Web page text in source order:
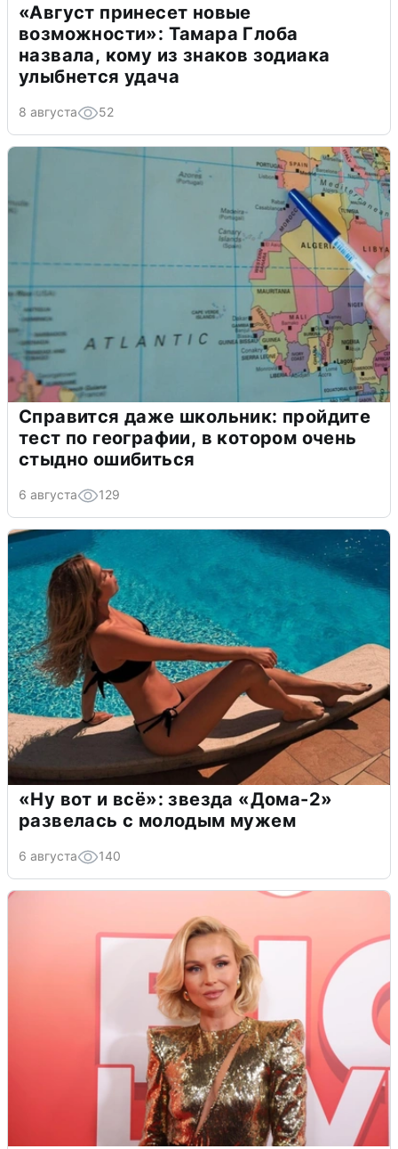
«Август принесет новые
возможности»: Тамара Глоба
назвала, кому из знаков зодиака
улыбнется удача
8 августа 52
Справится даже школьник: пройдите
тест по географии, в котором очень
стыдно ошибиться
6 августа 129
«Ну вот и всё»: звезда «Дома-2»
развелась с молодым мужем
6 августа 140